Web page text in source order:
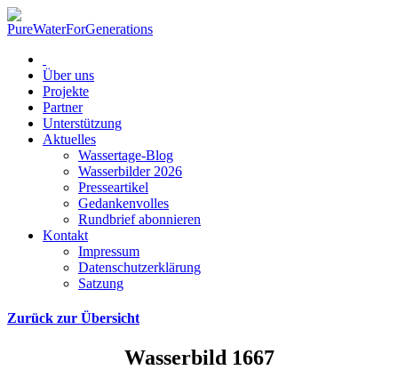
Über uns
Projekte
Partner
Unterstützung
Aktuelles
Wassertage-Blog
Wasserbilder 2026
Presseartikel
Gedankenvolles
Rundbrief abonnieren
Kontakt
Impressum
Datenschutzerklärung
Satzung
Zurück zur Übersicht
Wasserbild 1667